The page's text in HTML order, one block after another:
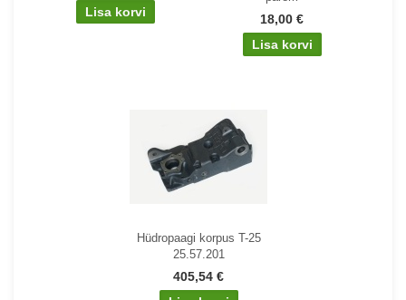
18,00 €
Hüdropaagi korpus T-25
25.57.201
405,54 €